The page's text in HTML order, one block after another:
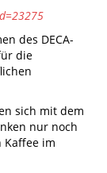
des DECA-
die
sich mit dem
nur noch
im